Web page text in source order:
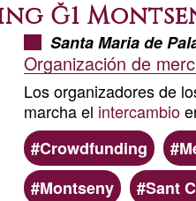
Ğ1
Santa Maria de
Organización de
Los organizadores de
marcha el intercambio
Crowdfunding
Montseny
Sant